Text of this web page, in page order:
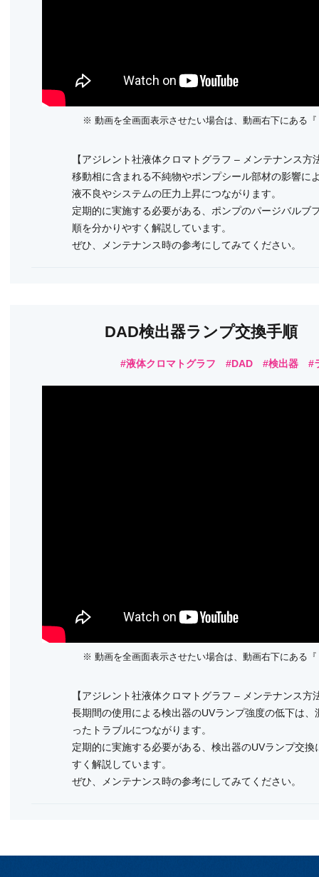
※ 動画を全画面表示させたい場合は、動画右下にある『
【アジレント社液体クロマトグラフ – メンテナンス
移動相に含まれる不純物やポンプシール部材の影響に
液不良やシステムの圧力上昇につながります。
定期的に実施する必要がある、ポンプのパージバルブ
順を分かりやすく解説しています。
ぜひ、メンテナンス時の参考にしてみてください。
DAD検出器ランプ交換手順
#液体クロマトグラフ #DAD #検出器 #
※ 動画を全画面表示させたい場合は、動画右下にある『
【アジレント社液体クロマトグラフ – メンテナンス
長期間の使用による検出器のUVランプ強度の低下は
ったトラブルにつながります。
定期的に実施する必要がある、検出器のUVランプ交
すく解説しています。
ぜひ、メンテナンス時の参考にしてみてください。